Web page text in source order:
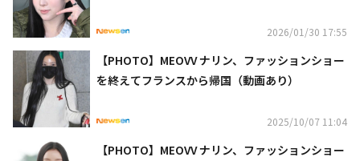
2026/01/30 17:55
【PHOTO】MEOVV ナリン、ファッションショー
を終えてフランスから帰国（動画あり）
2025/10/07 11:04
【PHOTO】MEOVV ナリン、ファッションショー